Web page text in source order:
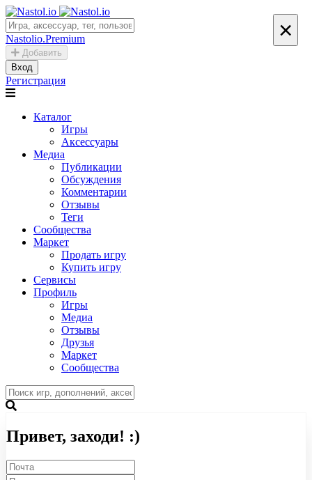
Nastolio.Premium
Добавить
Вход
Регистрация
Каталог
Игры
Аксессуары
Медиа
Публикации
Обсуждения
Комментарии
Отзывы
Теги
Сообщества
Маркет
Продать игру
Купить игру
Сервисы
Профиль
Игры
Медиа
Отзывы
Друзья
Маркет
Сообщества
×
Привет, заходи! :)